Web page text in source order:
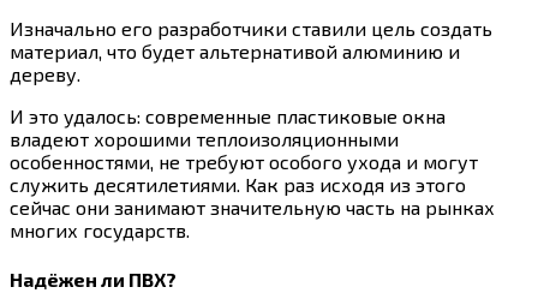
Изначально его разработчики ставили цель создать
материал, что будет альтернативой алюминию и
дереву.
И это удалось: современные пластиковые окна
владеют хорошими теплоизоляционными
особенностями, не требуют особого ухода и могут
служить десятилетиями. Как раз исходя из этого
сейчас они занимают значительную часть на рынках
многих государств.
Надёжен ли ПВХ?